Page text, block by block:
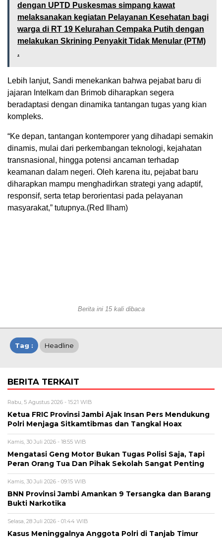
dengan UPTD Puskesmas simpang kawat
melaksanakan kegiatan Pelayanan Kesehatan bagi
warga di RT 19 Kelurahan Cempaka Putih dengan
melakukan Skrining Penyakit Tidak Menular (PTM)
.
Lebih lanjut, Sandi menekankan bahwa pejabat baru di
jajaran Intelkam dan Brimob diharapkan segera
beradaptasi dengan dinamika tantangan tugas yang kian
kompleks.
“Ke depan, tantangan kontemporer yang dihadapi semakin
dinamis, mulai dari perkembangan teknologi, kejahatan
transnasional, hingga potensi ancaman terhadap
keamanan dalam negeri. Oleh karena itu, pejabat baru
diharapkan mampu menghadirkan strategi yang adaptif,
responsif, serta tetap berorientasi pada pelayanan
masyarakat,” tutupnya.(Red Ilham)
Berita ini 15 kali dibaca
Tag : Headline
BERITA TERKAIT
Rabu, 5 Agustus 2026 - 15:21 WIB
Ketua FRIC Provinsi Jambi Ajak Insan Pers Mendukung
Polri Menjaga Sitkamtibmas dan Tangkal Hoax
Kamis, 30 Juli 2026 - 18:55 WIB
Mengatasi Geng Motor Bukan Tugas Polisi Saja, Tapi
Peran Orang Tua Dan Pihak Sekolah Sangat Penting
Kamis, 30 Juli 2026 - 09:15 WIB
BNN Provinsi Jambi Amankan 9 Tersangka dan Barang
Bukti Narkotika
Selasa, 28 Juli 2026 - 01:44 WIB
Kasus Meninggalnya Anggota Polri di Tanjab Timur